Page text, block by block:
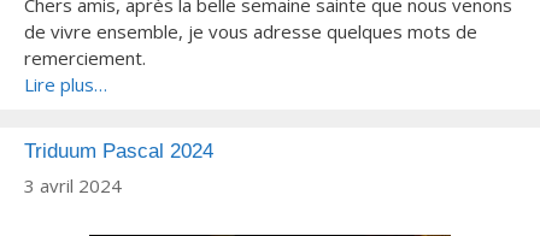
de vivre ensemble, je vous adresse quelques mots de
remerciement.
Lire plus…
Triduum Pascal 2024
3 avril 2024